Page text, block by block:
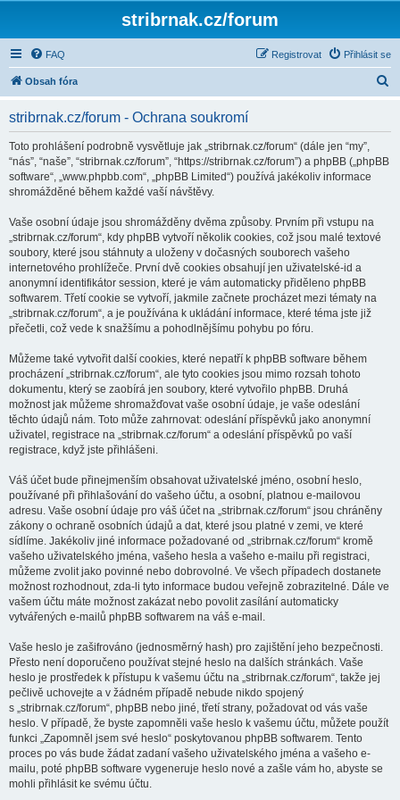
stribrnak.cz/forum
FAQ Přihlásit se
Registrovat
Obsah fóra
stribrnak.cz/forum - Ochrana soukromí
Toto prohlášení podrobně vysvětluje jak „stribrnak.cz/forum“ (dále jen “my”,
“nás”, “naše”, “stribrnak.cz/forum”, “https://stribrnak.cz/forum”) a phpBB („phpBB
software“, „www.phpbb.com“, „phpBB Limited“) používá jakékoliv informace
shromážděné během každé vaší návštěvy.
Vaše osobní údaje jsou shromážděny dvěma způsoby. Prvním při vstupu na
„stribrnak.cz/forum“, kdy phpBB vytvoří několik cookies, což jsou malé textové
soubory, které jsou stáhnuty a uloženy v dočasných souborech vašeho
internetového prohlížeče. První dvě cookies obsahují jen uživatelské-id a
anonymní identifikátor session, které je vám automaticky přiděleno phpBB
softwarem. Třetí cookie se vytvoří, jakmile začnete procházet mezi tématy na
„stribrnak.cz/forum“, a je používána k ukládání informace, které téma jste již
přečetli, což vede k snažšímu a pohodlnějšímu pohybu po fóru.
Můžeme také vytvořit další cookies, které nepatří k phpBB software během
procházení „stribrnak.cz/forum“, ale tyto cookies jsou mimo rozsah tohoto
dokumentu, který se zaobírá jen soubory, které vytvořilo phpBB. Druhá
možnost jak můžeme shromažďovat vaše osobní údaje, je vaše odeslání
těchto údajů nám. Toto může zahrnovat: odeslání příspěvků jako anonymní
uživatel, registrace na „stribrnak.cz/forum“ a odeslání příspěvků po vaší
registrace, když jste přihlášeni.
Váš účet bude přinejmenším obsahovat uživatelské jméno, osobní heslo,
používané při přihlašování do vašeho účtu, a osobní, platnou e-mailovou
adresu. Vaše osobní údaje pro váš účet na „stribrnak.cz/forum“ jsou chráněny
zákony o ochraně osobních údajů a dat, které jsou platné v zemi, ve které
sídlíme. Jakékoliv jiné informace požadované od „stribrnak.cz/forum“ kromě
vašeho uživatelského jména, vašeho hesla a vašeho e-mailu při registraci,
můžeme zvolit jako povinné nebo dobrovolné. Ve všech případech dostanete
možnost rozhodnout, zda-li tyto informace budou veřejně zobrazitelné. Dále ve
vašem účtu máte možnost zakázat nebo povolit zasílání automaticky
vytvářených e-mailů phpBB softwarem na váš e-mail.
Vaše heslo je zašifrováno (jednosměrný hash) pro zajištění jeho bezpečnosti.
Přesto není doporučeno používat stejné heslo na dalších stránkách. Vaše
heslo je prostředek k přístupu k vašemu účtu na „stribrnak.cz/forum“, takže jej
pečlivě uchovejte a v žádném případě nebude nikdo spojený
s „stribrnak.cz/forum“, phpBB nebo jiné, třetí strany, požadovat od vás vaše
heslo. V případě, že byste zapomněli vaše heslo k vašemu účtu, můžete použít
funkci „Zapomněl jsem své heslo“ poskytovanou phpBB softwarem. Tento
proces po vás bude žádat zadaní vašeho uživatelského jména a vašeho e-
mailu, poté phpBB software vygeneruje heslo nové a zašle vám ho, abyste se
mohli přihlásit ke svému účtu.